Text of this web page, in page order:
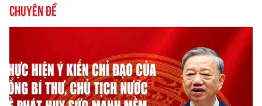
Chuyên đề